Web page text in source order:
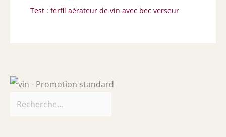
Test : ferfil aérateur de vin avec bec verseur